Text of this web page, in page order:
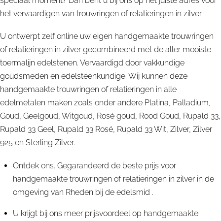
het vervaardigen van trouwringen of relatieringen in zilver.
U ontwerpt zelf online uw eigen handgemaakte trouwringen
of relatieringen in zilver gecombineerd met de aller mooiste
toermalijn edelstenen. Vervaardigd door vakkundige
goudsmeden en edelsteenkundige. Wij kunnen deze
handgemaakte trouwringen of relatieringen in alle
edelmetalen maken zoals onder andere Platina, Palladium,
Goud, Geelgoud, Witgoud, Rosé goud, Rood Goud, Rupald 33,
Rupald 33 Geel, Rupald 33 Rosé, Rupald 33 Wit, Zilver, Zilver
925 en Sterling Zilver.
Ontdek ons. Gegarandeerd de beste prijs voor
handgemaakte trouwringen of relatieringen in zilver in de
omgeving van Rheden bij de edelsmid .
U krijgt bij ons meer prijsvoordeel op handgemaakte